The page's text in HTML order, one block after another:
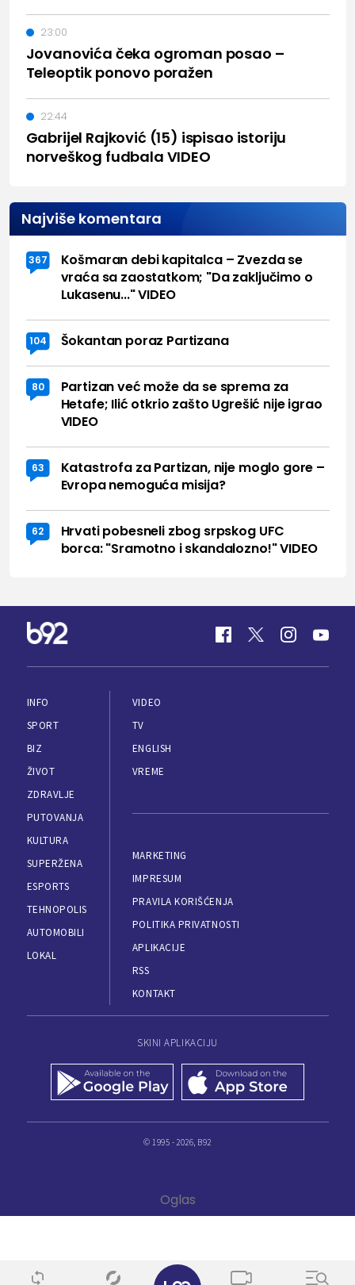
Jovanovića čeka ogroman posao –
Teleoptik ponovo poražen
23:00
Gabrijel Rajković (15) ispisao istoriju
norveškog fudbala VIDEO
22:44
Najviše komentara
367
Košmaran debi kapitalca – Zvezda se
vraća sa zaostatkom; "Da zaključimo o
Lukasenu..." VIDEO
104 Šokantan poraz Partizana
80
Partizan već može da se sprema za
Hetafe; Ilić otkrio zašto Ugrešić nije igrao
VIDEO
63
Katastrofa za Partizan, nije moglo gore –
Evropa nemoguća misija?
62
Hrvati pobesneli zbog srpskog UFC
borca: "Sramotno i skandalozno!" VIDEO
INFO
SPORT
BIZ
ŽIVOT
ZDRAVLJE
PUTOVANJA
KULTURA
SUPERŽENA
ESPORTS
TEHNOPOLIS
AUTOMOBILI
LOKAL
VIDEO
TV
ENGLISH
VREME
MARKETING
IMPRESUM
PRAVILA KORIŠĆENJA
POLITIKA PRIVATNOSTI
APLIKACIJE
RSS
KONTAKT
SKINI APLIKACIJU
© 1995 - 2026, B92